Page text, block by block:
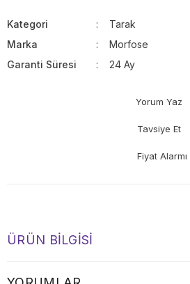
Kategori
Tarak
Marka
Morfose
Garanti Süresi
24 Ay
Yorum Yaz
Tavsiye Et
Fiyat Alarmı
ÜRÜN BILGISI